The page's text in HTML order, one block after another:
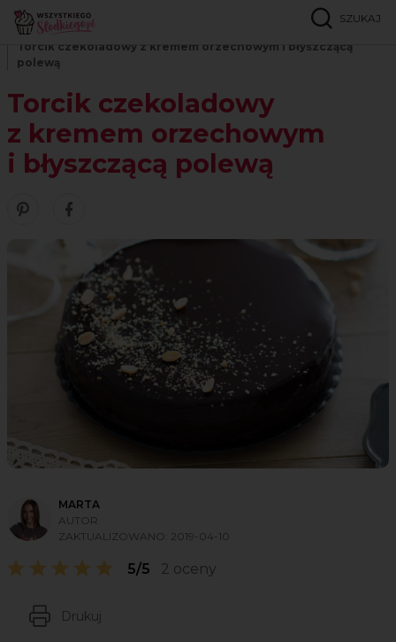
SZUKAJ
Strona główna
Torcik czekoladowy z kremem orzechowym i błyszczącą
polewą
Torcik czekoladowy
z kremem orzechowym
i błyszczącą polewą
Zobacz nasze piny w serwisie Pinterest
Udostępnij ten przepis w serwisie Facebook
MARTA
AUTOR
ZAKTUALIZOWANO: 2019-04-10
5/5 2 oceny
Drukuj